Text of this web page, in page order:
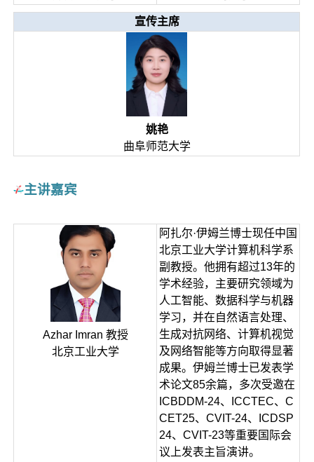
宣传主席
姚艳
曲阜师范大学
主讲嘉宾
Azhar Imran 教授
北京工业大学
阿扎尔·伊姆兰博士现任中国
北京工业大学计算机科学系
副教授。他拥有超过13年的
学术经验，主要研究领域为
人工智能、数据科学与机器
学习，并在自然语言处理、
生成对抗网络、计算机视觉
及网络智能等方向取得显著
成果。伊姆兰博士已发表学
术论文85余篇，多次受邀在
ICBDDM-24、ICCTEC、C
CET25、CVIT-24、ICDSP
24、CVIT-23等重要国际会
议上发表主旨演讲。